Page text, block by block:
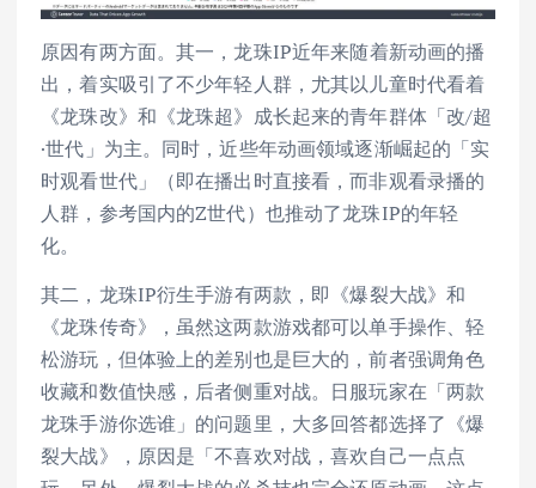
原因有两方面。其一，龙珠IP近年来随着新动画的播
出，着实吸引了不少年轻人群，尤其以儿童时代看着
《龙珠改》和《龙珠超》成长起来的青年群体「改/超
·世代」为主。同时，近些年动画领域逐渐崛起的「实
时观看世代」（即在播出时直接看，而非观看录播的
人群，参考国内的Z世代）也推动了龙珠IP的年轻
化。
其二，龙珠IP衍生手游有两款，即《爆裂大战》和
《龙珠传奇》，虽然这两款游戏都可以单手操作、轻
松游玩，但体验上的差别也是巨大的，前者强调角色
收藏和数值快感，后者侧重对战。日服玩家在「两款
龙珠手游你选谁」的问题里，大多回答都选择了《爆
裂大战》，原因是「不喜欢对战，喜欢自己一点点